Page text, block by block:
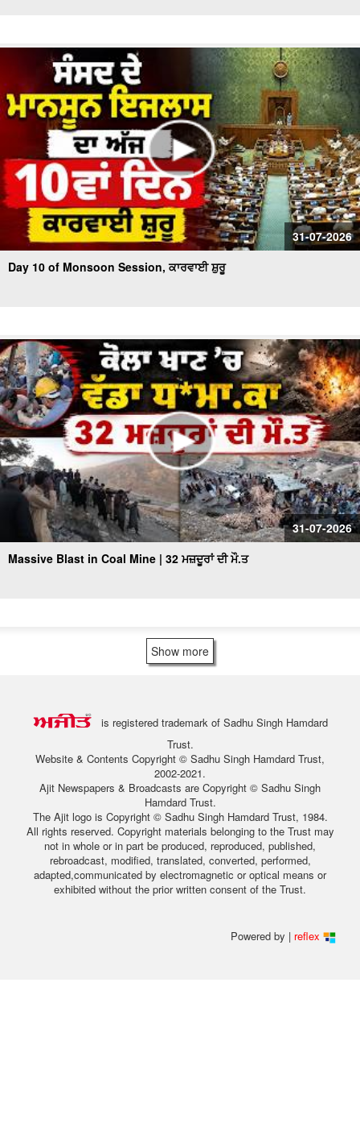
31-07-2026
Day 10 of Monsoon Session, ਕਾਰਵਾਈ ਸ਼ੁਰੂ
31-07-2026
Massive Blast in Coal Mine | 32 ਮਜ਼ਦੂਰਾਂ ਦੀ ਮੌ.ਤ
Show more
is registered trademark of Sadhu Singh Hamdard
Trust.
Website & Contents Copyright © Sadhu Singh Hamdard Trust,
2002-2021.
Ajit Newspapers & Broadcasts are Copyright © Sadhu Singh
Hamdard Trust.
The Ajit logo is Copyright © Sadhu Singh Hamdard Trust, 1984.
All rights reserved. Copyright materials belonging to the Trust may
not in whole or in part be produced, reproduced, published,
rebroadcast, modified, translated, converted, performed,
adapted,communicated by electromagnetic or optical means or
exhibited without the prior written consent of the Trust.
Powered by | reflex